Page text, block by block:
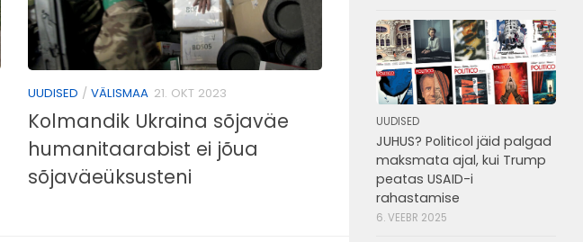
UUDISED / VÄLISMAA 21. OKT 2023
Kolmandik Ukraina sõjaväe
humanitaarabist ei jõua
sõjaväeüksusteni
UUDISED
JUHUS? Politicol jäid palgad
maksmata ajal, kui Trump
peatas USAID-i
rahastamise
6. VEEBR 2025